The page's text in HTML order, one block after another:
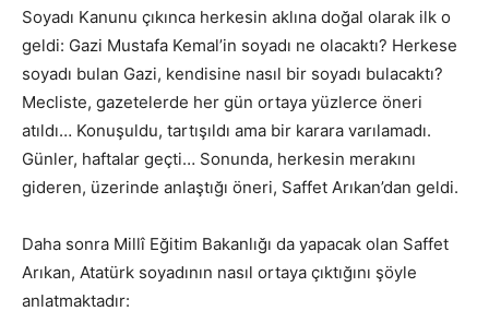
Soyadı Kanunu çıkınca herkesin aklına doğal olarak ilk o
geldi: Gazi Mustafa Kemal’in soyadı ne olacaktı? Herkese
soyadı bulan Gazi, kendisine nasıl bir soyadı bulacaktı?
Mecliste, gazetelerde her gün ortaya yüzlerce öneri
atıldı… Konuşuldu, tartışıldı ama bir karara varılamadı.
Günler, haftalar geçti… Sonunda, herkesin merakını
gideren, üzerinde anlaştığı öneri, Saffet Arıkan’dan geldi.
Daha sonra Millî Eğitim Bakanlığı da yapacak olan Saffet
Arıkan, Atatürk soyadının nasıl ortaya çıktığını şöyle
anlatmaktadır: